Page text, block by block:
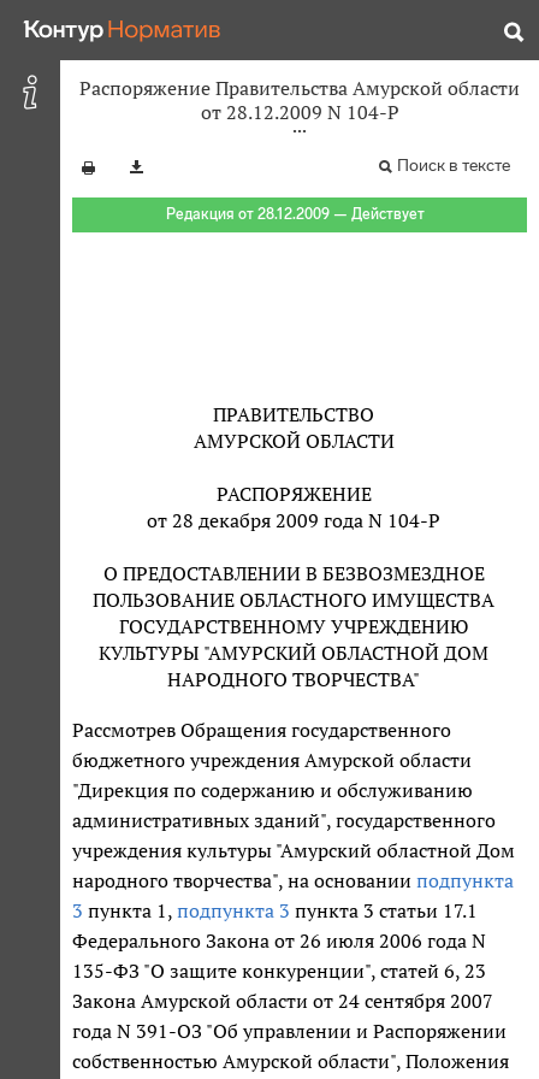
Распоряжение Правительства Амурской области
от 28.12.2009 N 104-Р
Поиск в тексте
Редакция от 28.12.2009 — Действует
ПРАВИТЕЛЬСТВО
АМУРСКОЙ ОБЛАСТИ
РАСПОРЯЖЕНИЕ
от 28 декабря 2009 года N 104-Р
О ПРЕДОСТАВЛЕНИИ В БЕЗВОЗМЕЗДНОЕ
ПОЛЬЗОВАНИЕ ОБЛАСТНОГО ИМУЩЕСТВА
ГОСУДАРСТВЕННОМУ УЧРЕЖДЕНИЮ
КУЛЬТУРЫ "АМУРСКИЙ ОБЛАСТНОЙ ДОМ
НАРОДНОГО ТВОРЧЕСТВА"
Рассмотрев Обращения государственного
бюджетного учреждения Амурской области
"Дирекция по содержанию и обслуживанию
административных зданий", государственного
учреждения культуры "Амурский областной Дом
народного творчества", на основании подпункта
3 пункта 1, подпункта 3 пункта 3 статьи 17.1
Федерального Закона от 26 июля 2006 года N
135-ФЗ "О защите конкуренции", статей 6, 23
Закона Амурской области от 24 сентября 2007
года N 391-ОЗ "Об управлении и Распоряжении
собственностью Амурской области", Положения